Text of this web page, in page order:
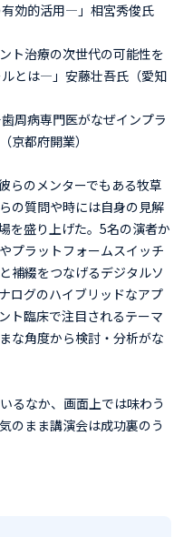
効的活用―」相宮秀俊氏
ト治療の次世代の可能性を
とは―」安藤壮吾氏（愛知
周病専門医がなぜインプラ
都府開業）
らのメンターでもある牧草
の質問や時には自身の見解
を盛り上げた。5名の演者か
プラットフォームスイッチ
補綴をつなげるデジタルソ
ログのハイブリッドなアプ
ト臨床で注目されるテーマ
な角度から検討・分析がな
るなか、画面上では味わう
のまま講演会は成功裏のう